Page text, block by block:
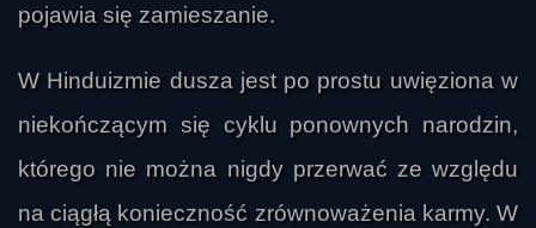
pojawia się zamieszanie.
W Hinduizmie dusza jest po prostu uwięziona w
niekończącym się cyklu ponownych narodzin,
którego nie można nigdy przerwać ze względu
na ciągłą konieczność zrównoważenia karmy. W